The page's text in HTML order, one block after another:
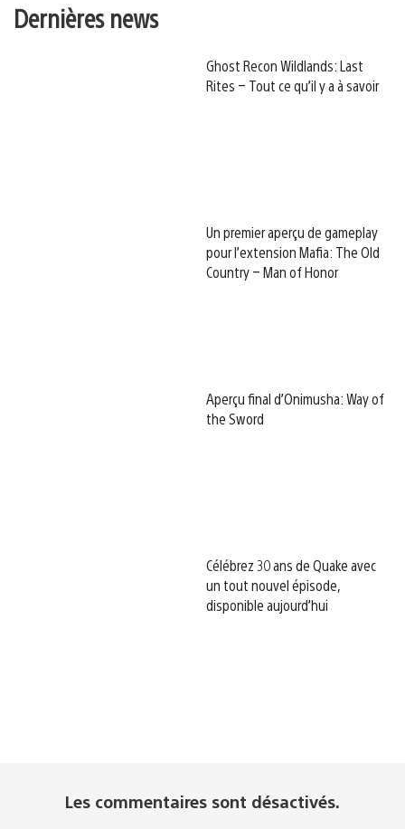
Dernières news
Ghost Recon Wildlands: Last
Rites – Tout ce qu’il y a à savoir
Un premier aperçu de gameplay
pour l’extension Mafia: The Old
Country – Man of Honor
Aperçu final d’Onimusha: Way of
the Sword
Célébrez 30 ans de Quake avec
un tout nouvel épisode,
disponible aujourd’hui
Les commentaires sont désactivés.